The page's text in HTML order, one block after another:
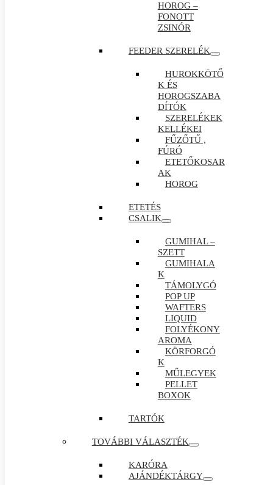
HOROG –
FONOTT
ZSINÓR
FEEDER SZERELÉK
HUROKKÖTŐ
K ÉS
HOROGSZABA
DÍTÓK
SZERELÉKEK
KELLÉKEI
FŰZŐTŰ ,
FÚRÓ
ETETŐKOSAR
AK
HOROG
ETETÉS
CSALIK
GUMIHAL –
SZETT
GUMIHALA
K
TÁMOLYGÓ
POP UP
WAFTERS
LIQUID
FOLYÉKONY
AROMA
KÖRFORGÓ
K
MŰLEGYEK
PELLET
BOXOK
TARTÓK
TOVÁBBI VÁLASZTÉK
KARÓRA
AJÁNDÉKTÁRGY